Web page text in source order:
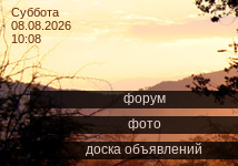
Суббота
08.08.2026
10:08
форум
фото
доска объявлений